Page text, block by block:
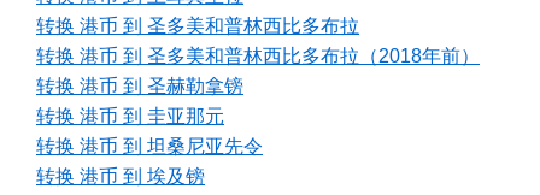
转换 港币 到 圣多美和普林西比多布拉
转换 港币 到 圣多美和普林西比多布拉（2018年前）
转换 港币 到 圣赫勒拿镑
转换 港币 到 圭亚那元
转换 港币 到 坦桑尼亚先令
转换 港币 到 埃及镑